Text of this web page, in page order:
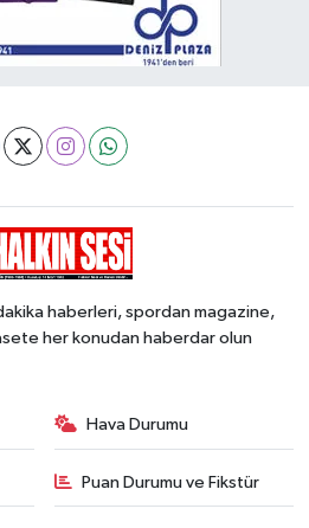
haberleri, spordan magazine,
her konudan haberdar olun
Hava Durumu
Puan Durumu ve Fikstür